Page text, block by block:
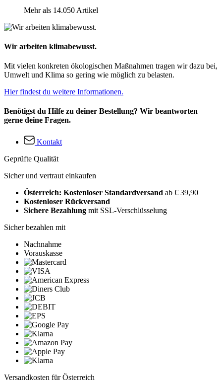
Mehr als 14.050 Artikel
Wir arbeiten klimabewusst.
Mit vielen konkreten ökologischen Maßnahmen tragen wir dazu bei,
Umwelt und Klima so gering wie möglich zu belasten.
Hier findest du weitere Informationen.
Benötigst du Hilfe zu deiner Bestellung? Wir beantworten
gerne deine Fragen.
Kontakt
Geprüfte Qualität
Sicher und vertraut einkaufen
Österreich: Kostenloser Standardversand ab € 39,90
Kostenloser Rückversand
Sichere Bezahlung mit SSL-Verschlüsselung
Sicher bezahlen mit
Nachnahme
Vorauskasse
Versandkosten für Österreich